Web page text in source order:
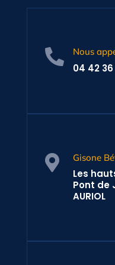
 Nous
04 42 36
 Gisone
Les
Pont de
AURIOL